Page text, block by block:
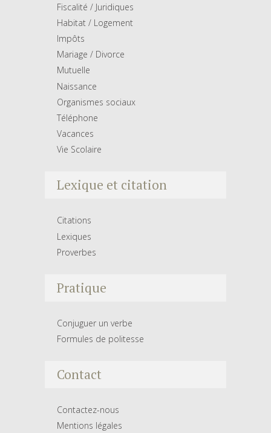
Fiscalité / Juridiques
Habitat / Logement
Impôts
Mariage / Divorce
Mutuelle
Naissance
Organismes sociaux
Téléphone
Vacances
Vie Scolaire
Lexique et citation
Citations
Lexiques
Proverbes
Pratique
Conjuguer un verbe
Formules de politesse
Contact
Contactez-nous
Mentions légales